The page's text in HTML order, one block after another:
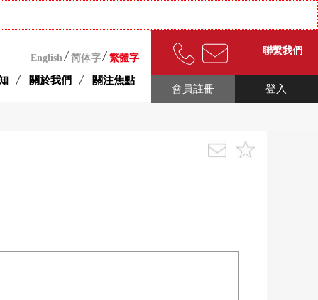
English 简体字 繁體字
關於我們 關注焦點
聯繫我們
登入
會員註冊